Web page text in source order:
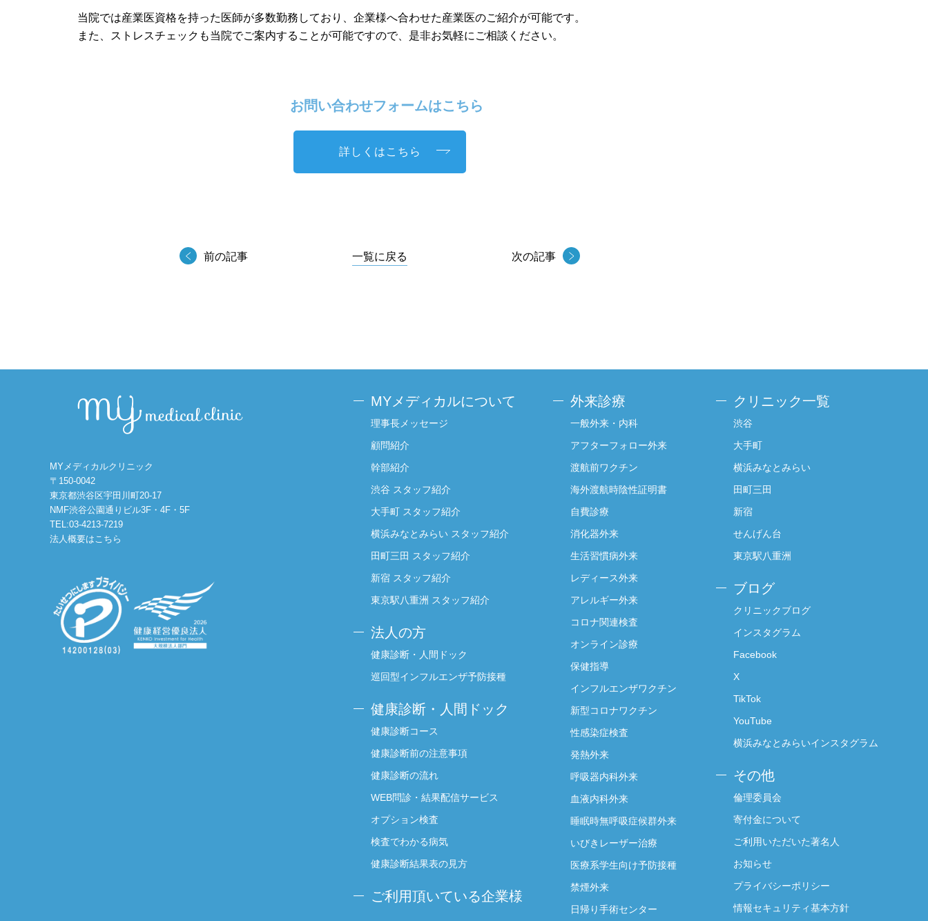
当院では産業医資格を持った医師が多数勤務しており、企業様へ合わせた産業医のご紹介が可能です。
また、ストレスチェックも当院でご案内することが可能ですので、是非お気軽にご相談ください。
お問い合わせフォームはこちら
詳しくはこちら
前の記事 一覧に戻る 次の記事
MYメディカルクリニック
〒150-0042
東京都渋谷区宇田川町20-17
NMF渋谷公園通りビル3F・4F・5F
TEL:03-4213-7219
法人概要はこちら
MYメディカルについて
理事長メッセージ
顧問紹介
幹部紹介
渋谷 スタッフ紹介
大手町 スタッフ紹介
横浜みなとみらい スタッフ紹介
田町三田 スタッフ紹介
新宿 スタッフ紹介
東京駅八重洲 スタッフ紹介
法人の方
健康診断・人間ドック
巡回型インフルエンザ予防接種
健康診断・人間ドック
健康診断コース
健康診断前の注意事項
健康診断の流れ
WEB問診・結果配信サービス
オプション検査
検査でわかる病気
健康診断結果表の見方
ご利用頂いている企業様
外来診療
一般外来・内科
アフターフォロー外来
渡航前ワクチン
海外渡航時陰性証明書
自費診療
消化器外来
生活習慣病外来
レディース外来
アレルギー外来
コロナ関連検査
オンライン診療
保健指導
インフルエンザワクチン
新型コロナワクチン
性感染症検査
発熱外来
呼吸器内科外来
血液内科外来
睡眠時無呼吸症候群外来
いびきレーザー治療
医療系学生向け予防接種
禁煙外来
日帰り手術センター
クリニック一覧
渋谷
大手町
横浜みなとみらい
田町三田
新宿
せんげん台
東京駅八重洲
ブログ
クリニックブログ
インスタグラム
Facebook
X
TikTok
YouTube
横浜みなとみらいインスタグラム
その他
倫理委員会
寄付金について
ご利用いただいた著名人
お知らせ
プライバシーポリシー
情報セキュリティ基本方針